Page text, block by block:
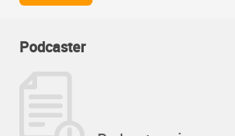
Podcaster